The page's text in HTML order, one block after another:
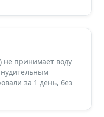
не принимает воду
за 1 день, без